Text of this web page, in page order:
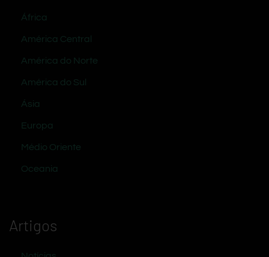
África
América Central
América do Norte
América do Sul
Ásia
Europa
Médio Oriente
Oceania
Artigos